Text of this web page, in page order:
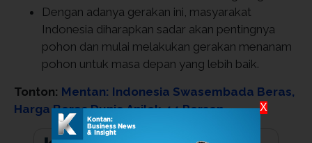
Dengan adanya gerakan ini, masyarakat
Indonesia diharapkan sadar akan pentingnya
pohon dan mulai melakukan gerakan menanam
pohon untuk masa depan yang lebih baik.
Tonton: Mentan: Indonesia Swasembada Beras,
Harga Beras Dunia Anjlok 44 Persen
X